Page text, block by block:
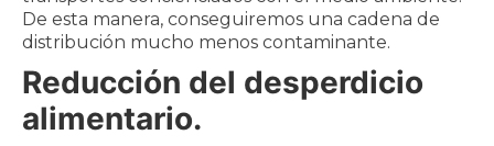
De esta manera, conseguiremos una cadena de
distribución mucho menos contaminante.
Reducción del desperdicio
alimentario.